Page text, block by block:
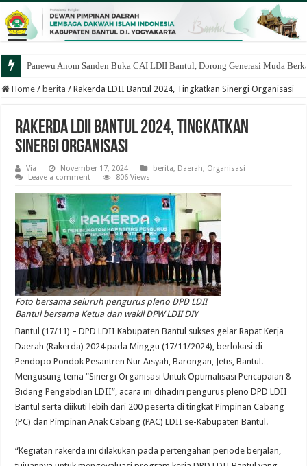
Panewu Anom Sanden Buka CAI LDII Bantul, Dorong Generasi Muda
Home / berita / Rakerda LDII Bantul 2024, Tingkatkan Sinergi Organisasi
Rakerda LDII Bantul 2024, Tingkatkan
Sinergi Organisasi
Via November 17, 2024 berita, Daerah, Organisasi
Leave a comment
806 Views
Foto bersama seluruh pengurus pleno DPD LDII
Bantul bersama Ketua dan wakil DPW LDII DIY
Bantul (17/11) – DPD LDII Kabupaten Bantul sukses gelar Rapat Kerja
Daerah (Rakerda) 2024 pada Minggu (17/11/2024), berlokasi di
Pendopo Pondok Pesantren Nur Aisyah, Barongan, Jetis, Bantul.
Mengusung tema “Sinergi Organisasi Untuk Optimalisasi Pencapaian 8
Bidang Pengabdian LDII”, acara ini dihadiri pengurus pleno DPD LDII
Bantul serta diikuti lebih dari 200 peserta di tingkat Pimpinan Cabang
(PC) dan Pimpinan Anak Cabang (PAC) LDII se-Kabupaten Bantul.
“Kegiatan rakerda ini dilakukan pada pertengahan periode berjalan,